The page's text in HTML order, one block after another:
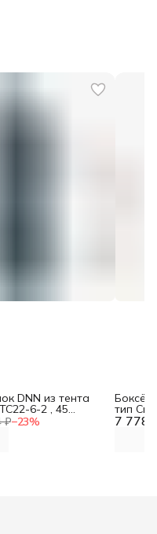
₽−23%
DNN из тента
6-2 , 45
диаметр), 7 778
тип